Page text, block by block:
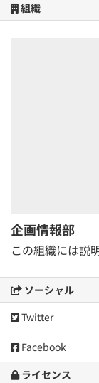
組織
企画情報部
この組織には説
ソーシャル
Twitter
Facebook
ライセンス